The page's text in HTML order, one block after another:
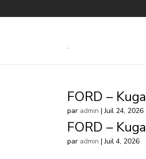
FORD – Kuga
par admin |Juil 24, 2026
FORD – Kuga
par admin |Juil 4, 2026